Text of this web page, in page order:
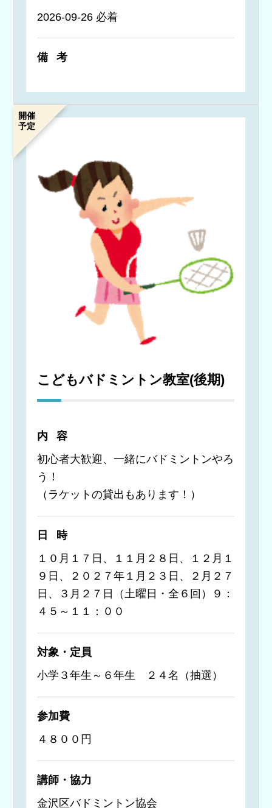
2026-09-26 必着
備考
開催
予定
こどもバドミントン教室(後期)
内容
初心者大歓迎、一緒にバドミントンやろ
う！
（ラケットの貸出もあります！）
日時
１０月１７日、１１月２８日、１２月１
９日、２０２７年１月２３日、２月２７
日、３月２７日（土曜日・全６回）９：
４５～１１：００
対象・定員
小学３年生～６年生 ２４名（抽選）
参加費
４８００円
講師・協力
金沢区バドミントン協会